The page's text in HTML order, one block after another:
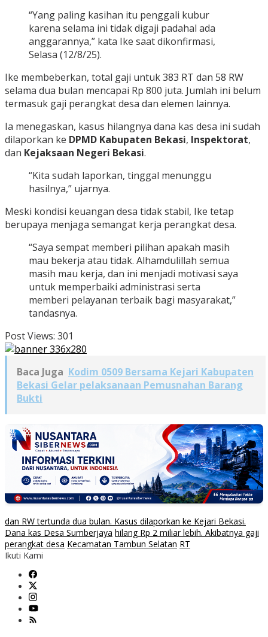
“Yang paling kasihan itu penggali kubur
karena selama ini tidak digaji padahal ada
anggarannya,” kata Ike saat dikonfirmasi,
Selasa (12/8/25).
Ike membeberkan, total gaji untuk 383 RT dan 58 RW
selama dua bulan mencapai Rp 800 juta. Jumlah ini belum
termasuk gaji perangkat desa dan elemen lainnya.
Ia menegaskan, kasus hilangnya dana kas desa ini sudah
dilaporkan ke DPMD Kabupaten Bekasi, Inspektorat,
dan Kejaksaan Negeri Bekasi.
“Kita sudah laporkan, tinggal menunggu
hasilnya,” ujarnya.
Meski kondisi keuangan desa tidak stabil, Ike tetap
berupaya menjaga semangat kerja perangkat desa.
“Saya sempat memberi pilihan apakah masih
mau bekerja atau tidak. Alhamdulillah semua
masih mau kerja, dan ini menjadi motivasi saya
untuk memperbaiki administrasi serta
memberi pelayanan terbaik bagi masyarakat,”
tandasnya.
Post Views: 301
Baca Juga Kodim 0509 Bersama Kejari Kabupaten
Bekasi Gelar pelaksanaan Pemusnahan Barang
Bukti
dan RW tertunda dua bulan. Kasus dilaporkan ke Kejari Bekasi.
Dana kas Desa Sumberjaya hilang Rp 2 miliar lebih. Akibatnya gaji
perangkat desa Kecamatan Tambun Selatan RT
Ikuti Kami